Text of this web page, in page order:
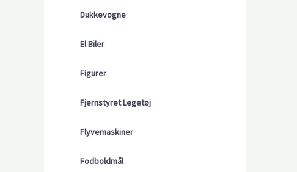
Dukkevogne
El Biler
Figurer
Fjernstyret Legetøj
Flyvemaskiner
Fodboldmål